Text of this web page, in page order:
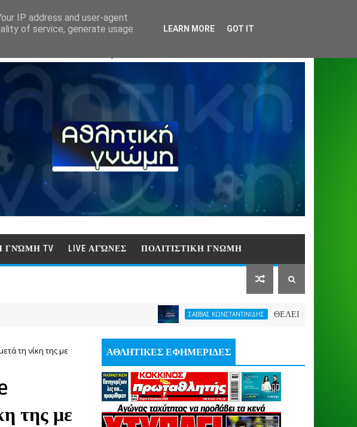
ΓΝΏΜΗ TV LIVE ΑΓΏΝΕΣ ΠΟΛΙΤΙΣΤΙΚΗ ΓΝΩΜΗ
ΣΑΒΒΑΣ ΚΩΝΣΤΑΝΤΙΝΙΔΗΣ ΘΕΛΕΙ FORMAT O ΑΡΗΣ
τη νίκη της με
της με
ΑΘΛΗΤΙΚΕΣ ΕΦΗΜΕΡΙΔΕΣ
IP address and user-agent
of service, generate usage
LEARN MORE GOT IT